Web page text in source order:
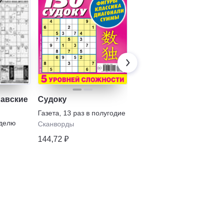
Судоку
Газета
13 раз в полугодие
Сканворды
144,72 ₽